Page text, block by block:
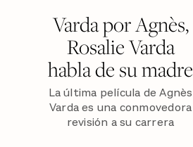
Varda por Agnès,
Rosalie Varda
habla de su madre
La última película de Agnès
Varda es una conmovedora
revisión a su carrera